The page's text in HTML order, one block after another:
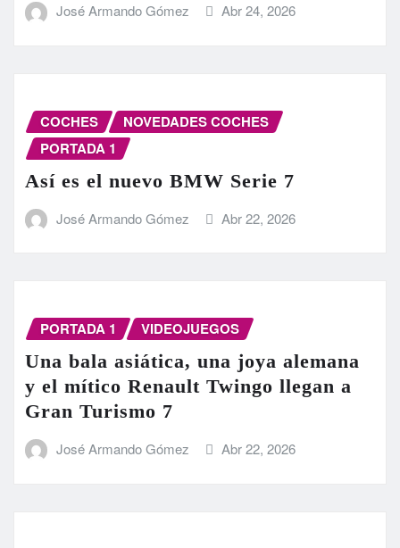
José Armando Gómez Abr 24, 2026
COCHES
NOVEDADES COCHES
PORTADA 1
Así es el nuevo BMW Serie 7
José Armando Gómez Abr 22, 2026
PORTADA 1 VIDEOJUEGOS
Una bala asiática, una joya alemana
y el mítico Renault Twingo llegan a
Gran Turismo 7
José Armando Gómez Abr 22, 2026